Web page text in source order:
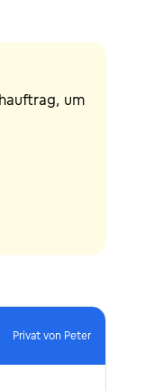
um
Privat von Peter